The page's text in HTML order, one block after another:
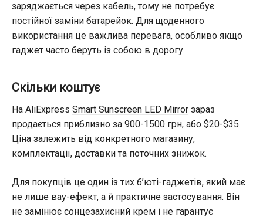
заряджається через кабель, тому не потребує
постійної заміни батарейок. Для щоденного
використання це важлива перевага, особливо якщо
гаджет часто беруть із собою в дорогу.
Скільки коштує
На AliExpress Smart Sunscreen LED Mirror зараз
продається приблизно за 900-1500 грн, або $20-$35.
Ціна залежить від конкретного магазину,
комплектації, доставки та поточних знижок.
Для покупців це один із тих б’юті-гаджетів, який має
не лише вау-ефект, а й практичне застосування. Він
не замінює сонцезахисний крем і не гарантує